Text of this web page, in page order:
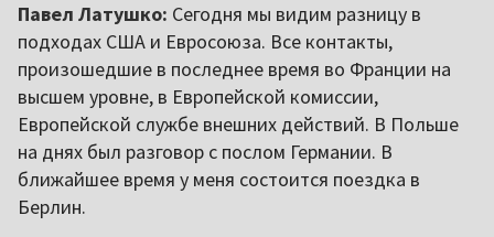
Павел Латушко: Сегодня мы видим разницу в
подходах США и Евросоюза. Все контакты,
произошедшие в последнее время во Франции на
высшем уровне, в Европейской комиссии,
Европейской службе внешних действий. В Польше
на днях был разговор с послом Германии. В
ближайшее время у меня состоится поездка в
Берлин.